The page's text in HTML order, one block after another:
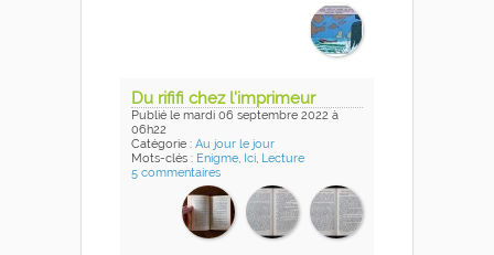
Du rififi chez l'imprimeur
Publié le mardi 06 septembre 2022 à
06h22
Catégorie : Au jour le jour
Mots-clés : Enigme, Ici, Lecture
5 commentaires